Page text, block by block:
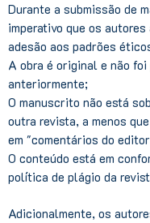
Durante a submissão de
imperativo que os autores
adesão aos padrões
A obra é original e não
anteriormente;
O manuscrito não está
outra revista, a menos
em "comentários do
O conteúdo está em
política de plágio da
Adicionalmente, os